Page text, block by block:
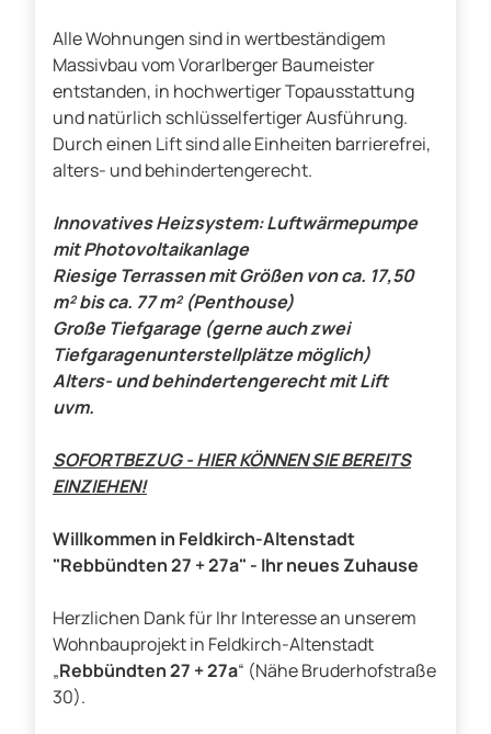
Alle Wohnungen sind in wertbeständigem
Massivbau vom Vorarlberger Baumeister
entstanden, in hochwertiger Topausstattung
und natürlich schlüsselfertiger Ausführung.
Durch einen Lift sind alle Einheiten barrierefrei,
alters- und behindertengerecht.
Innovatives Heizsystem: Luftwärmepumpe
mit Photovoltaikanlage
Riesige Terrassen mit Größen von ca. 17,50
m² bis ca. 77 m² (Penthouse)
Große Tiefgarage (gerne auch zwei
Tiefgaragenunterstellplätze möglich)
Alters- und behindertengerecht mit Lift
uvm.
SOFORTBEZUG - HIER KÖNNEN SIE BEREITS
EINZIEHEN!
Willkommen in Feldkirch-Altenstadt
"Rebbündten 27 + 27a" - Ihr neues Zuhause
Herzlichen Dank für Ihr Interesse an unserem
Wohnbauprojekt in Feldkirch-Altenstadt
„Rebbündten 27 + 27a“ (Nähe Bruderhofstraße
30).